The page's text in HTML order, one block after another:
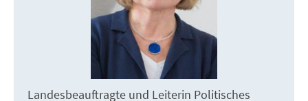
Landesbeauftragte und Leiterin Politisches